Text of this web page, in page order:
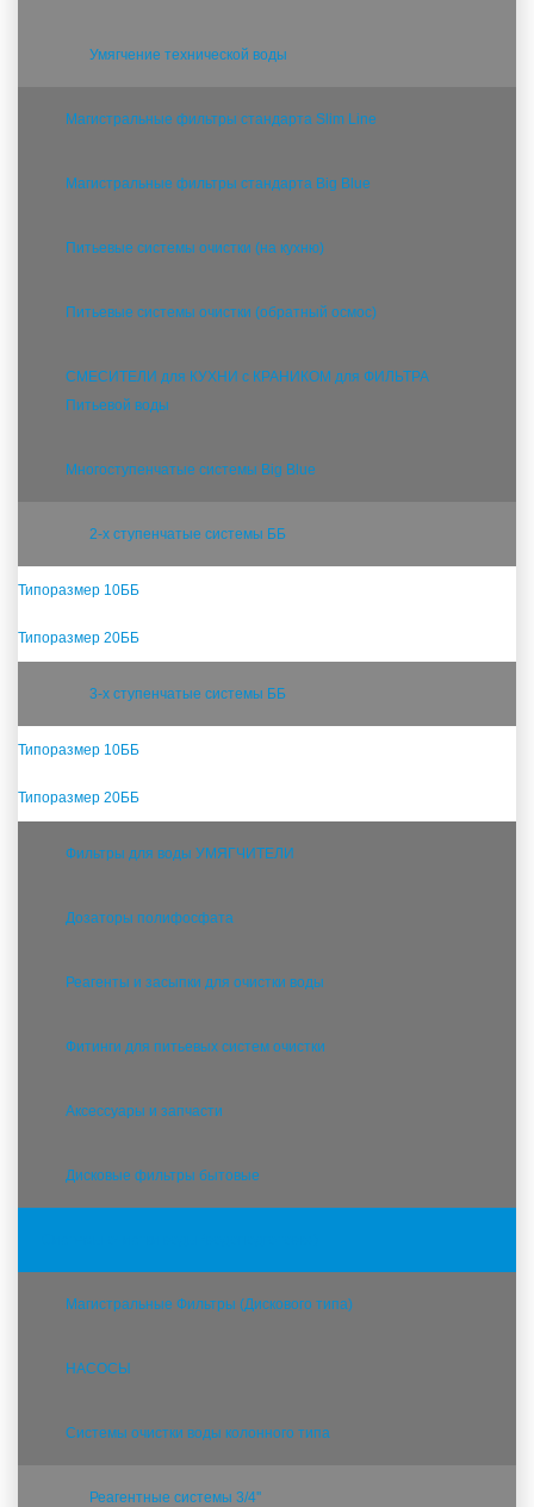
Умягчение технической воды
Магистральные фильтры стандарта Slim Line
Магистральные фильтры стандарта Big Blue
Питьевые системы очистки (на кухню)
Питьевые системы очистки (обратный осмос)
СМЕСИТЕЛИ для КУХНИ с КРАНИКОМ для ФИЛЬТРА
Питьевой воды
Многоступенчатые системы Big Blue
2-х ступенчатые системы ББ
Типоразмер 10ББ
Типоразмер 20ББ
3-х ступенчатые системы ББ
Типоразмер 10ББ
Типоразмер 20ББ
Фильтры для воды УМЯГЧИТЕЛИ
Дозаторы полифосфата
Реагенты и засыпки для очистки воды
Фитинги для питьевых систем очистки
Аксессуары и запчасти
Дисковые фильтры бытовые
Магистральные Фильтры (Дискового типа)
НАСОСЫ
Системы очистки воды колонного типа
Реагентные системы 3/4''